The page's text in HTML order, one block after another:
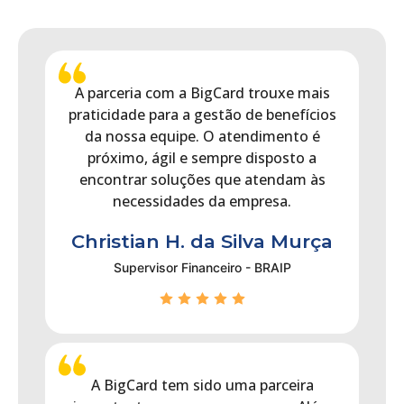
A parceria com a BigCard trouxe mais
praticidade para a gestão de benefícios
da nossa equipe. O atendimento é
próximo, ágil e sempre disposto a
encontrar soluções que atendam às
necessidades da empresa.
Christian H. da Silva Murça
Supervisor Financeiro - BRAIP
A BigCard tem sido uma parceira